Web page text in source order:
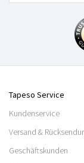
Tapeso Service
Kundenservice
Versand &
Geschäftskunden